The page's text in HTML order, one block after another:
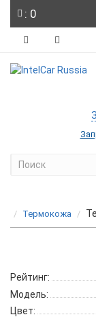
: 0
Термокожа
Рейтинг:
Модель:
Цвет: